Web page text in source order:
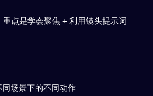
点是学会聚焦 + 利用镜头提示词
场景下的不同动作